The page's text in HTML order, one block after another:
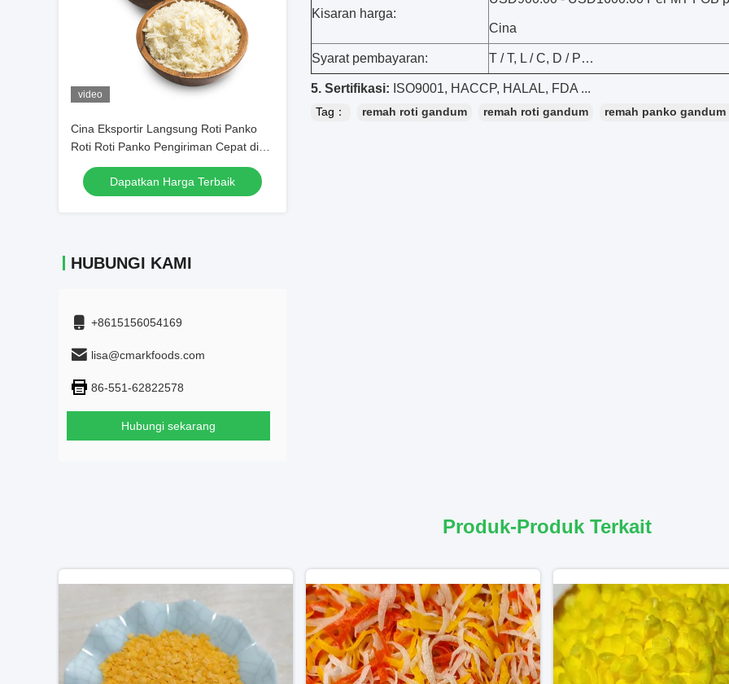
video
Cina Eksportir Langsung Roti Panko
Roti Roti Panko Pengiriman Cepat di
Seluruh Dunia
Dapatkan Harga Terbaik
HUBUNGI KAMI
+8615156054169
lisa@cmarkfoods.com
86-551-62822578
Hubungi sekarang
Kisaran harga:
Cina
Syarat pembayaran: T / T, L / C, D / P…
5. Sertifikasi: ISO9001, HACCP, HALAL, FDA ...
Tag： remah roti gandum remah roti gandum remah panko
Produk-Produk Terkait